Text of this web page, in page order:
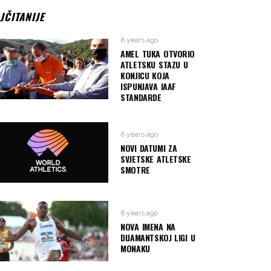
6 years ago
AMEL TUKA OTVORIO
ATLETSKU STAZU U
KONJICU KOJA
ISPUNJAVA IAAF
STANDARDE
6 years ago
NOVI DATUMI ZA
SVJETSKE ATLETSKE
SMOTRE
6 years ago
NOVA IMENA NA
DIJAMANTSKOJ LIGI U
MONAKU